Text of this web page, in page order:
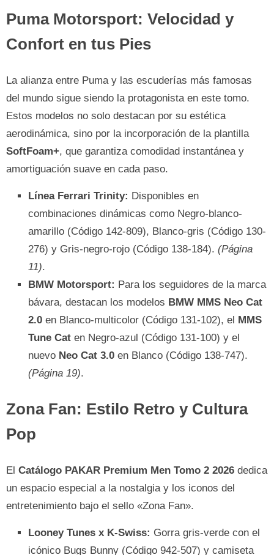
Puma Motorsport: Velocidad y
Confort en tus Pies
La alianza entre Puma y las escuderías más famosas
del mundo sigue siendo la protagonista en este tomo.
Estos modelos no solo destacan por su estética
aerodinámica, sino por la incorporación de la plantilla
SoftFoam+, que garantiza comodidad instantánea y
amortiguación suave en cada paso.
Línea Ferrari Trinity: Disponibles en
combinaciones dinámicas como Negro-blanco-
amarillo (Código 142-809), Blanco-gris (Código 130-
276) y Gris-negro-rojo (Código 138-184). (Página
11).
BMW Motorsport: Para los seguidores de la marca
bávara, destacan los modelos BMW MMS Neo Cat
2.0 en Blanco-multicolor (Código 131-102), el MMS
Tune Cat en Negro-azul (Código 131-100) y el
nuevo Neo Cat 3.0 en Blanco (Código 138-747).
(Página 19).
Zona Fan: Estilo Retro y Cultura
Pop
El Catálogo PAKAR Premium Men Tomo 2 2026 dedica
un espacio especial a la nostalgia y los iconos del
entretenimiento bajo el sello «Zona Fan».
Looney Tunes x K-Swiss: Gorra gris-verde con el
icónico Bugs Bunny (Código 942-507) y camiseta